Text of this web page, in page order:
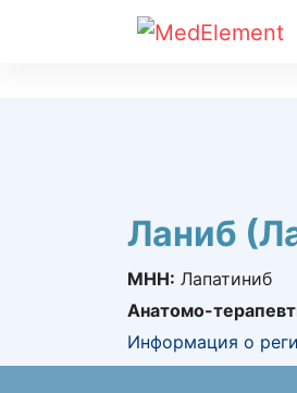
Ланиб
МНН: Лапатиниб
Анатомо-
Информация о